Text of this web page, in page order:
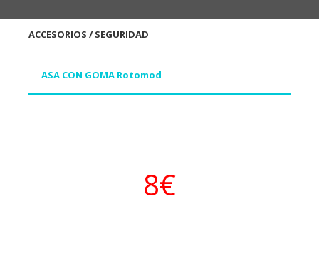
ACCESORIOS / SEGURIDAD
ASA CON GOMA Rotomod
8€